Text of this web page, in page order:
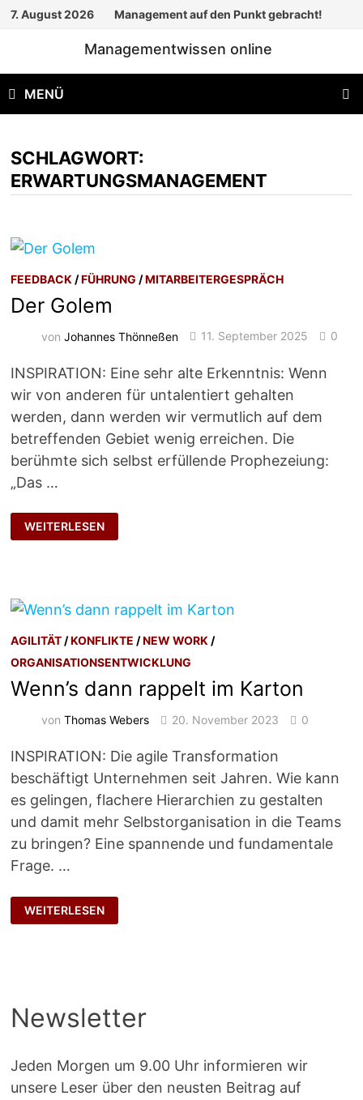
Zum
7. August 2026 Management auf den Punkt gebracht!
Managementwissen online
MENÜ
SCHLAGWORT:
ERWARTUNGSMANAGEMENT
FEEDBACK /FÜHRUNG /MITARBEITERGESPRÄCH
Der Golem
vonJohannes Thönneßen 11. September 2025 0
INSPIRATION: Eine sehr alte Erkenntnis: Wenn
wir von anderen für untalentiert gehalten
werden, dann werden wir vermutlich auf dem
betreffenden Gebiet wenig erreichen. Die
berühmte sich selbst erfüllende Prophezeiung:
„Das …
DER
GOLEM
WEITERLESEN
AGILITÄT /KONFLIKTE /NEW WORK /
ORGANISATIONSENTWICKLUNG
Wenn’s dann rappelt im Karton
vonThomas Webers 20. November 2023 0
INSPIRATION: Die agile Transformation
beschäftigt Unternehmen seit Jahren. Wie kann
es gelingen, flachere Hierarchien zu gestalten
und damit mehr Selbstorganisation in die Teams
zu bringen? Eine spannende und fundamentale
Frage. …
WENN’S
DANN
RAPPELT
WEITERLESEN
Newsletter
Jeden Morgen um 9.00 Uhr informieren wir
unsere Leser über den neusten Beitrag auf